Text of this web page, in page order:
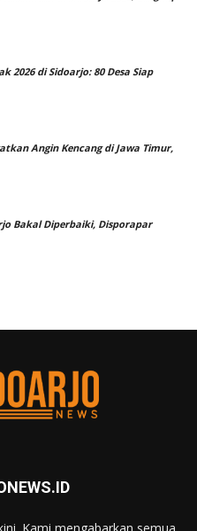
2026 di Sidoarjo: 80 Desa Siap
Angin Kencang di Jawa Timur,
Bakal Diperbaiki, Disporapar